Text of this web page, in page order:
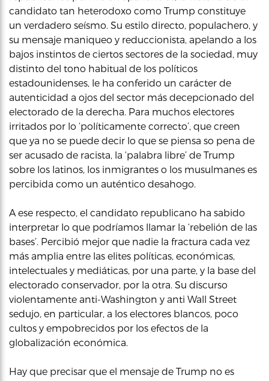
candidato tan heterodoxo como Trump constituye
un verdadero seísmo. Su estilo directo, populachero, y
su mensaje maniqueo y reduccionista, apelando a los
bajos instintos de ciertos sectores de la sociedad, muy
distinto del tono habitual de los políticos
estadounidenses, le ha conferido un carácter de
autenticidad a ojos del sector más decepcionado del
electorado de la derecha. Para muchos electores
irritados por lo ‘políticamente correcto’, que creen
que ya no se puede decir lo que se piensa so pena de
ser acusado de racista, la ‘palabra libre’ de Trump
sobre los latinos, los inmigrantes o los musulmanes es
percibida como un auténtico desahogo.
A ese respecto, el candidato republicano ha sabido
interpretar lo que podríamos llamar la ‘rebelión de las
bases’. Percibió mejor que nadie la fractura cada vez
más amplia entre las elites políticas, económicas,
intelectuales y mediáticas, por una parte, y la base del
electorado conservador, por la otra. Su discurso
violentamente anti-Washington y anti Wall Street
sedujo, en particular, a los electores blancos, poco
cultos y empobrecidos por los efectos de la
globalización económica.
Hay que precisar que el mensaje de Trump no es